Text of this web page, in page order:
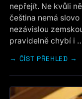
nepřejít. Ne kvůli
čeština nemá
nezávislou
pravidelně chybí i
ČÍST PŘEHLED →